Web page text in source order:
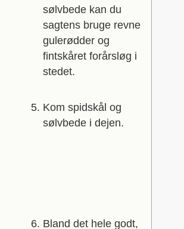
sølvbede kan du
sagtens bruge revne
gulerødder og
fintskåret forårsløg i
stedet.
Kom spidskål og
sølvbede i dejen.
Bland det hele godt,